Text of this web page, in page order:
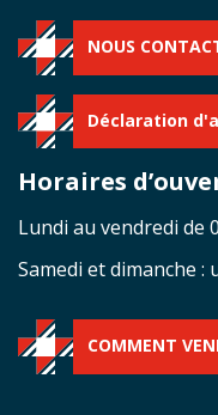
NOUS
Déclaration
Horaires
Lundi au vendredi de
Samedi et dimanche :
COMMENT